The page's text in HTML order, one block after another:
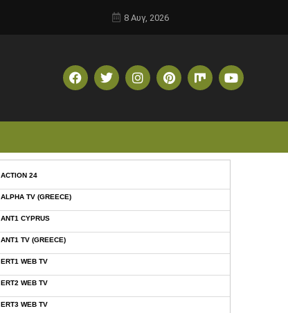
8 Αυγ, 2026
ACTION 24
ALPHA TV (GREECE)
ANT1 CYPRUS
ANT1 TV (GREECE)
ERT1 WEB TV
ERT2 WEB TV
ERT3 WEB TV